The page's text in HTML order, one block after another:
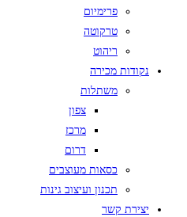
פרימיום
טרקוטה
ריהוט
נקודות מכירה
משתלות
צפון
מרכז
דרום
כסאות מעוצבים
תכנון ועיצוב גינות
יצירת קשר